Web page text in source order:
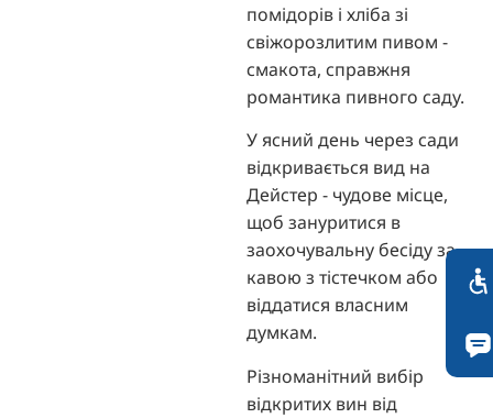
помідорів і хліба зі
свіжорозлитим пивом -
смакота, справжня
романтика пивного саду.
У ясний день через сади
відкривається вид на
Дейстер - чудове місце,
щоб зануритися в
заохочувальну бесіду за
кавою з тістечком або
віддатися власним
думкам.
Різноманітний вибір
відкритих вин від